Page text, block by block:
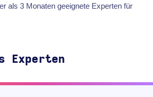
als 3 Monaten geeignete Experten für
Experten